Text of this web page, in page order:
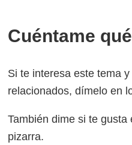
Cuéntame
Si te interesa este tema
relacionados, dímelo en
También dime si te
pizarra.